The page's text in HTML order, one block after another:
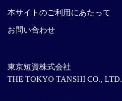
東京短資株式会社
THE TOKYO TANSHI CO., LTD.
本サイトのご利用にあたって
お問い合わせ